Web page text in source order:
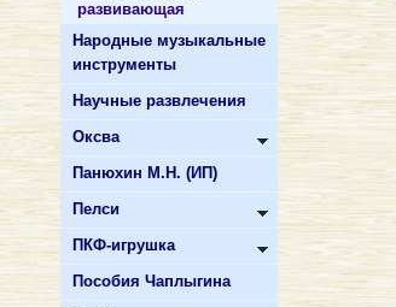
развивающая
Народные музыкальные
инструменты
Научные развлечения
Оксва
Панюхин М.Н. (ИП)
Пелси
ПКФ-игрушка
Пособия Чаплыгина